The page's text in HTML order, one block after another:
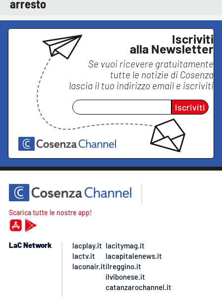
arresto
Iscriviti
alla Newsletter
Se vuoi ricevere gratuitamente
tutte le notizie di Cosenza
lascia il tuo indirizzo email e iscriviti
Iscriviti
Scarica tutte le nostre app!
LaC Network
lacplay.it
lactv.it
laconair.it
lacitymag.it
lacapitalenews.it
ilreggino.it
ilvibonese.it
catanzarochannel.it